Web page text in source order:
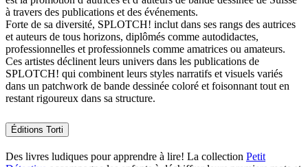
à travers des publications et des événements.
Forte de sa diversité, SPLOTCH! inclut dans ses rangs des autrices
et auteurs de tous horizons, diplômés comme autodidactes,
professionnelles et professionnels comme amatrices ou amateurs.
Ces artistes déclinent leurs univers dans les publications de
SPLOTCH! qui combinent leurs styles narratifs et visuels variés
dans un patchwork de bande dessinée coloré et foisonnant tout en
restant rigoureux dans sa structure.
Éditions Torti
Des livres ludiques pour apprendre à lire! La collection Petit